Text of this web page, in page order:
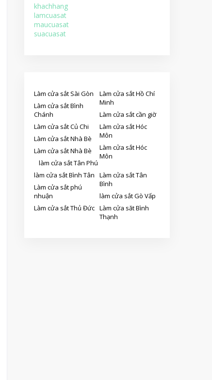
khachhang
lamcuasat
maucuasat
suacuasat
Làm cửa sắt Sài Gòn
Làm cửa sắt Hồ Chí
Minh
Làm cửa sắt Bình
Chánh
Làm cửa sắt cần giờ
Làm cửa sắt Củ Chi
Làm cửa sắt Hóc
Môn
Làm cửa sắt Nhà Bè
Làm cửa sắt Hóc
Môn
Làm cửa sắt Nhà Bè
làm cửa sắt Tân Phú
làm cửa sắt Bình Tân
Làm cửa sắt Tân
Bình
Làm cửa sắt phú
nhuận
làm cửa sắt Gò Vấp
Làm cửa sắt Thủ Đức Làm cửa săt Bình
Thạnh